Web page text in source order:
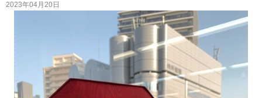
2023年04月20日